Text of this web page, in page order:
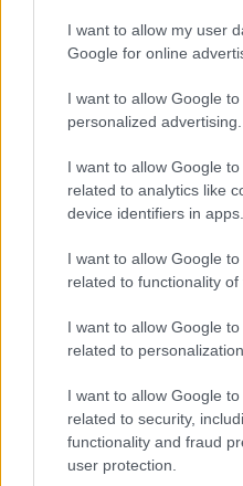
I want to allow my user
Google for online
I want to allow Google
personalized advertising.
I want to allow Google
related to analytics like
device identifiers in apps.
I want to allow Google
related to functionality of
I want to allow Google
related to personalization.
I want to allow Google
related to security,
functionality and fraud
user protection.
HÍRLEVÉL
szabályzatot!